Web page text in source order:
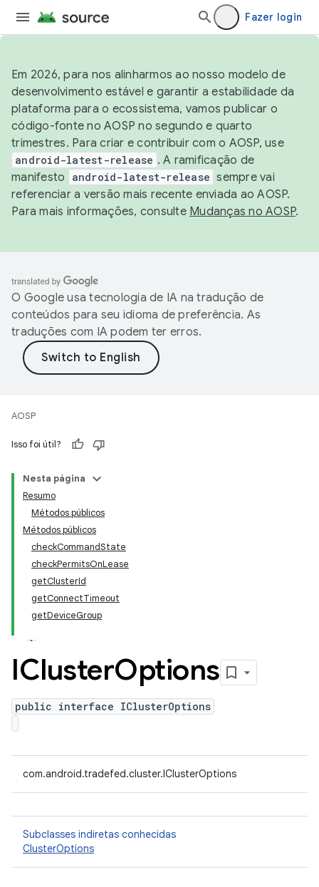
Fazer login
Em 2026, para nos alinharmos ao nosso modelo de
desenvolvimento estável e garantir a estabilidade da
plataforma para o ecossistema, vamos publicar o
código-fonte no AOSP no segundo e quarto
trimestres. Para criar e contribuir com o AOSP, use
android-latest-release . A ramificação de
manifesto
android-latest-release sempre vai
referenciar a versão mais recente enviada ao AOSP.
Para mais informações, consulte Mudanças no AOSP.
O Google usa tecnologia de IA na tradução de
conteúdos para seu idioma de preferência. As
traduções com IA podem ter erros.
AOSP
Isso foi útil?
Nesta página
Resumo
Métodos públicos
Métodos públicos
checkCommandState
checkPermitsOnLease
getClusterId
getConnectTimeout
getDeviceGroup
IClusterOptions
public interface IClusterOptions
com.android.tradefed.cluster.IClusterOptions
Subclasses indiretas conhecidas
ClusterOptions